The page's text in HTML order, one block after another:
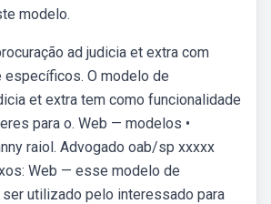
modelo.
ad judicia et extra com
O modelo de
et extra tem como funcionalidade
para o. Web — modelos •
raiol. Advogado oab/sp xxxxx
Web — esse modelo de
utilizado pelo interessado para